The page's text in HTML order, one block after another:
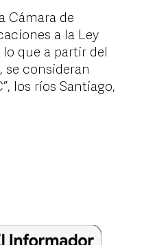
Cámara de
a la Ley
que a partir del
se consideran
los ríos Santiago,